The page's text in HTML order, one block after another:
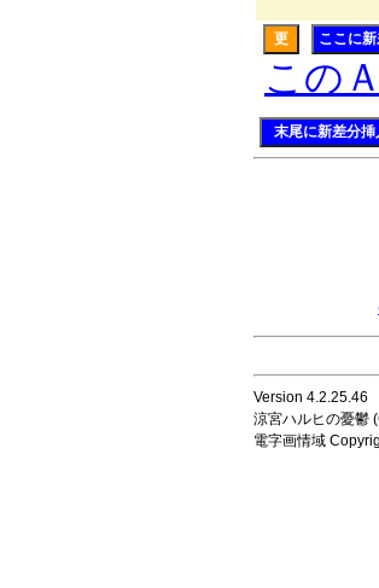
更 ここに
この
末尾に新差分挿
Version 4.2.25.46
涼宮ハルヒの憂鬱
電字画情域